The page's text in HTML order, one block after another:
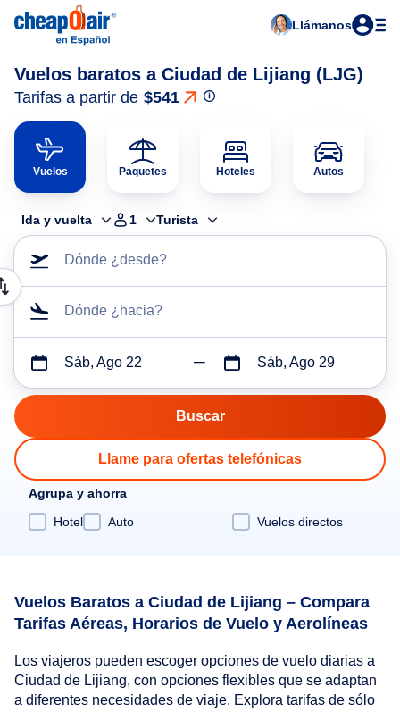
Llámanos
Vuelos baratos a Ciudad de Lijiang (LJG)
Tarifas a partir de $541
Vuelos Paquetes Hoteles Autos
Ida y vuelta 1 Turista
Dónde ¿desde?
Dónde ¿hacia?
Sáb, Ago 22 Sáb, Ago 29
Llame para ofertas telefónicas
Agrupa y ahorra
Hotel
Auto Vuelos directos
Vuelos Baratos a Ciudad de Lijiang – Compara
Tarifas Aéreas, Horarios de Vuelo y Aerolíneas
Los viajeros pueden escoger opciones de vuelo diarias a
Ciudad de Lijiang, con opciones flexibles que se adaptan
a diferentes necesidades de viaje. Explora tarifas de sólo